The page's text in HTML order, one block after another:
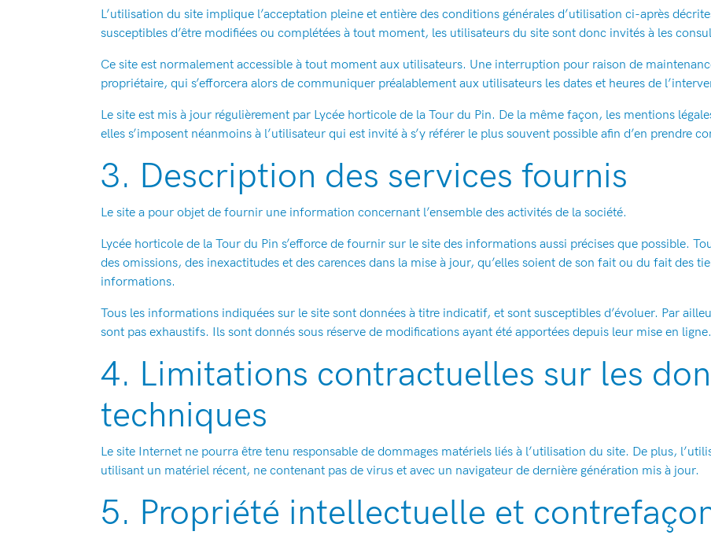
L’utilisation du site implique l’acceptation pleine et entière des conditions générales d’utilisation ci-après
susceptibles d’être modifiées ou complétées à tout moment, les utilisateurs du site sont donc invités à les
Ce site est normalement accessible à tout moment aux utilisateurs. Une interruption pour raison de
propriétaire, qui s’efforcera alors de communiquer préalablement aux utilisateurs les dates et heures de
Le site est mis à jour régulièrement par Lycée horticole de la Tour du Pin. De la même façon, les mentions
elles s’imposent néanmoins à l’utilisateur qui est invité à s’y référer le plus souvent possible afin d’en prendre
3. Description des services fournis
Le site a pour objet de fournir une information concernant l’ensemble des activités de la société.
Lycée horticole de la Tour du Pin s’efforce de fournir sur le site des informations aussi précises que possible.
des omissions, des inexactitudes et des carences dans la mise à jour, qu’elles soient de son fait ou du fait des
informations.
Tous les informations indiquées sur le site sont données à titre indicatif, et sont susceptibles d’évoluer. Par
sont pas exhaustifs. Ils sont donnés sous réserve de modifications ayant été apportées depuis leur mise en ligne.
4. Limitations contractuelles sur les
techniques
Le site Internet ne pourra être tenu responsable de dommages matériels liés à l’utilisation du site. De plus,
utilisant un matériel récent, ne contenant pas de virus et avec un navigateur de dernière génération mis à jour.
5. Propriété intellectuelle et